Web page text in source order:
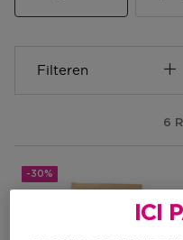
Filteren
6
-30%
ICI